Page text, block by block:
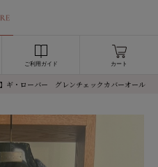
ご利用ガイド カート
ギ・ローバー グレンチェックカバーオール